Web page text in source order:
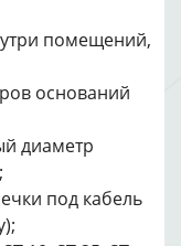
помещений,
оснований
диаметр
под кабель